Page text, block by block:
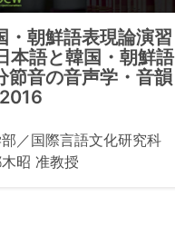
・朝鮮語表現論演習
本語と韓国・朝鮮語
節音の音声学・音韻
／国際言語文化研究科
昭 准教授